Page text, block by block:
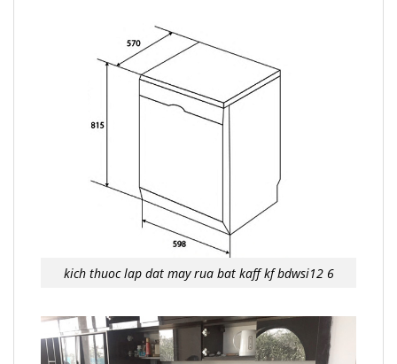
kich thuoc lap dat may rua bat kaff kf bdwsi12 6